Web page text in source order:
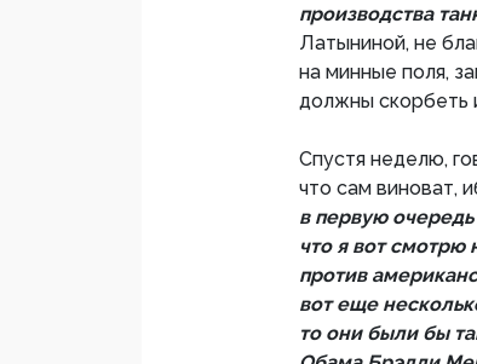
производства
Латыниной, не
на минные поля,
должны скорбеть
Спустя неделю,
что сам виноват,
в первую
что я вот
против
вот еще
то они были бы